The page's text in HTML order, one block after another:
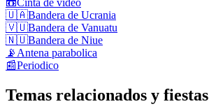
📼Cinta de vídeo
🇺🇦Bandera de Ucrania
🇻🇺Bandera de Vanuatu
🇳🇺Bandera de Niue
📡 Antena parabolica
📰Periodico
Temas relacionados y fiestas